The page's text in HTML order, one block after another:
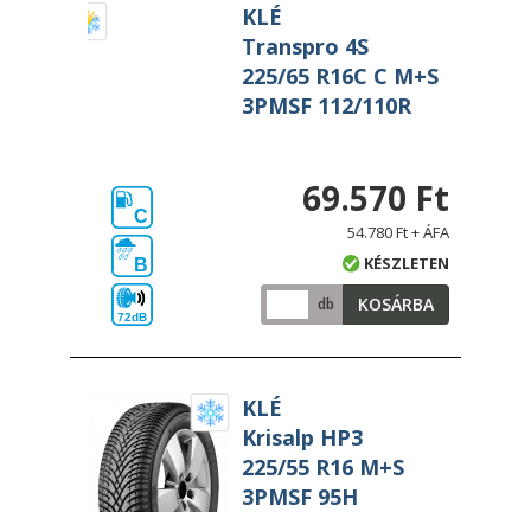
KLÉ
Transpro 4S
225/65 R16C C M+S
3PMSF 112/110R
C
B
72dB
69.570 Ft
54.780 Ft + ÁFA
KÉSZLETEN
db KOSÁRBA
KLÉ
Krisalp HP3
225/55 R16 M+S
3PMSF 95H